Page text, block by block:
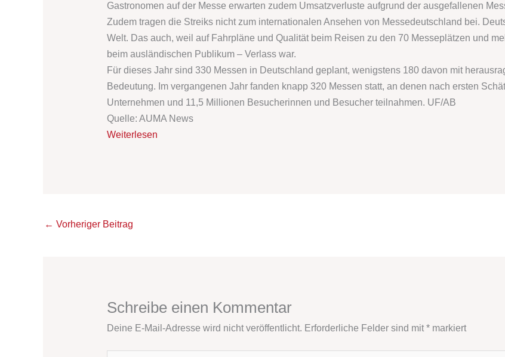
Gastronomen auf der Messe erwarten zudem Umsatzverluste aufgrund der ausgefallenen
Zudem tragen die Streiks nicht zum internationalen Ansehen von Messedeutschland bei.
Welt. Das auch, weil auf Fahrpläne und Qualität beim Reisen zu den 70 Messeplätzen und
beim ausländischen Publikum – Verlass war.
Für dieses Jahr sind 330 Messen in Deutschland geplant, wenigstens 180 davon mit
Bedeutung. Im vergangenen Jahr fanden knapp 320 Messen statt, an denen nach ersten
Unternehmen und 11,5 Millionen Besucherinnen und Besucher teilnahmen. UF/AB
Quelle: AUMA News
Weiterlesen
← Vorheriger Beitrag
Schreibe einen Kommentar
Deine E-Mail-Adresse wird nicht veröffentlicht. Erforderliche Felder sind mit *markiert